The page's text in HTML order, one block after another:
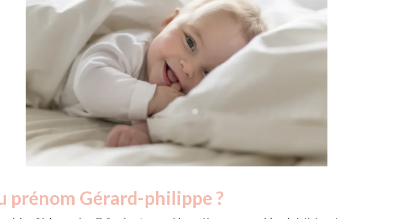
prénom Gérard-philippe ?